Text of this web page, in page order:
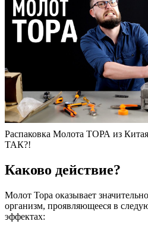
Распаковка Молота ТОРА из
ТАК?!
Каково действие?
Молот Тора оказывает
организм, проявляющееся в
эффектах: